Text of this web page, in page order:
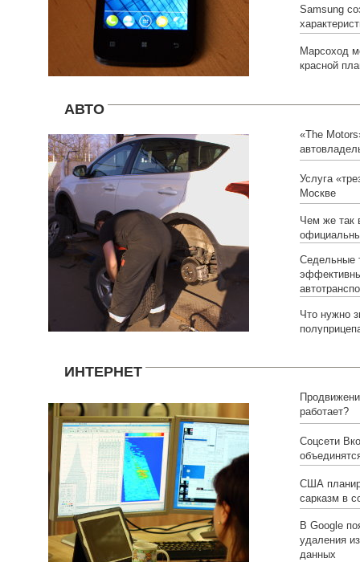
Samsung
Марсоход
красной
АВТО
«The
Услуга
Москве
Чем же так
Седельные
Что нужно
ИНТЕРНЕТ
работает?
Соцсети
США
сарказм в
В Google
удаления
данных